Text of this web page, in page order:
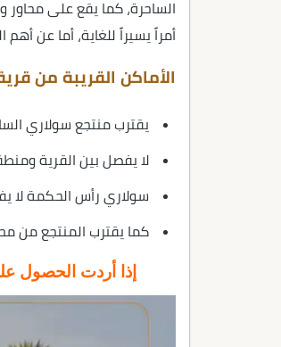
أمراً يسيراً للغاية، أما عن
الأماكن القريبة من
يقترب منتجع سولاري
لا يفصل بين القرية ومنطقة
سولاري رأس الحكمة لا
كما يقترب المنتجع من
إذا أردت الحصول